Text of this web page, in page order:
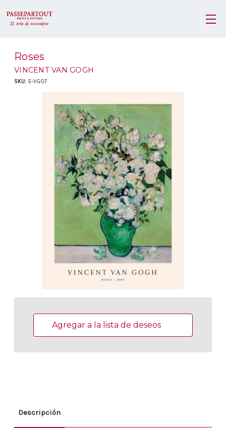
Roses
VINCENT VAN GOGH
SKU: E-VG07
actuales:Agregar a la lista de deseos
Descripción